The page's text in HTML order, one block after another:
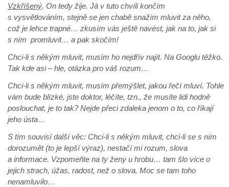
Vzkříšený. On tedy žije. Já v tuto chvíli končím
s vysvětlováním, stejně se jen chabě snažím mluvit za něho,
což je lehce trapné… zkusím vás ještě navést, jak na to, jak si
s ním promluvit… a pak skočím!
Chci-li s někým mluvit, musím ho nejdřív najít. Na Googlu těžko.
Tak kde asi – hle, otázka pro váš rozum…
Chci-li s někým mluvit, musím přemýšlet, jakou řečí mluví. Tohle
vám bude blízké, jste doktor, léčíte, tzn., že musíte lidi hodně
poslouchat, je to tak? Nejde přeci zdaleka jenom o to, co říkají
jeho ústa…
S tím souvisí další věc: Chci-li s někým mluvit, chci-li se s ním
dorozumět (to je lepší výraz), nestačí mi rozum, slova
a informace. Vzpomeňte na ty ženy u hrobu… tam šlo více o
jejich strach, úžas, radost, než o slova. Moc se tam toho
nenamluvilo…